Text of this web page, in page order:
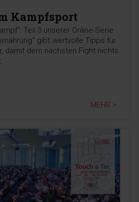
Kampfsport
Teil 3 unserer Online-Serie
gibt wertvolle Tipps für
damit dem nächsten Fight nichts
MEHR >